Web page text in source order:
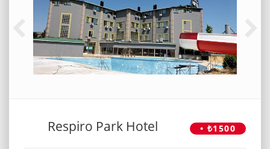
• ₺1500
Respiro Park Hotel